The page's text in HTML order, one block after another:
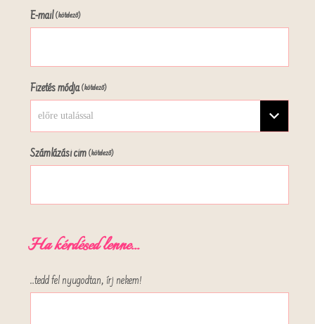
E-mail(kötelező)
Fizetés módja(kötelező)
előre utalással
Számlázási cím (kötelező)
Ha kérdésed lenne...
...tedd fel nyugodtan, írj nekem!